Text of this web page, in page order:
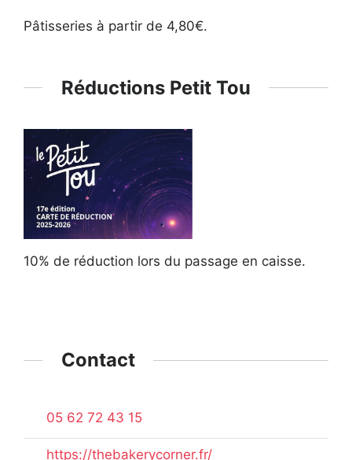
Pâtisseries à partir de 4,80€.
Réductions Petit Tou
10% de réduction lors du passage en caisse.
Contact
05 62 72 43 15
https://thebakerycorner.fr/